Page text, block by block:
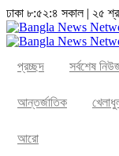
ঢাকা ৮:৫২:৫ সকাল| ২৫
প্রচ্ছদ সর্বশেষ
আন্তর্জাতিক
আরো